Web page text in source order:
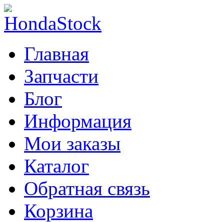
Главная
Запчасти
Блог
Информация
Мои заказы
Каталог
Обратная связь
Корзина